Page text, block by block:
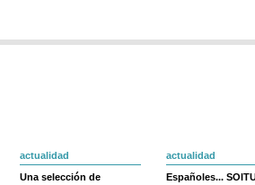
actualidad
Una selección de
actualidad
Españoles...